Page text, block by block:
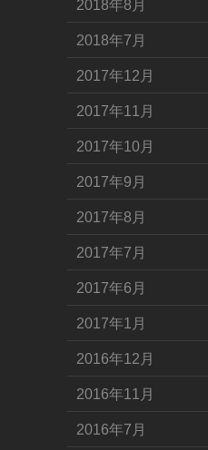
2018年8月
2018年7月
2017年12月
2017年11月
2017年10月
2017年9月
2017年8月
2017年7月
2017年6月
2017年1月
2016年12月
2016年11月
2016年7月